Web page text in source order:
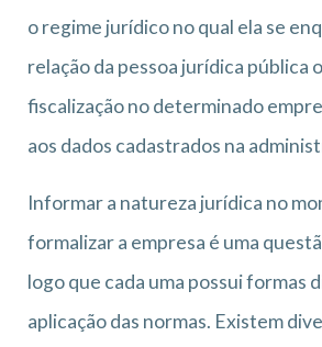
o regime jurídico no qual ela se
relação da pessoa jurídica pública
fiscalização no determinado
aos dados cadastrados na
Informar a natureza jurídica no
formalizar a empresa é uma
logo que cada uma possui formas
aplicação das normas. Existem